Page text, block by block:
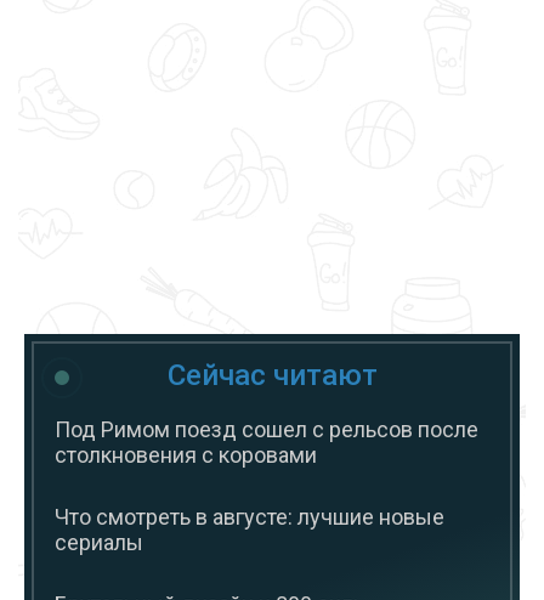
Сейчас читают
Под Римом поезд сошел с рельсов после
столкновения с коровами
Что смотреть в августе: лучшие новые
сериалы